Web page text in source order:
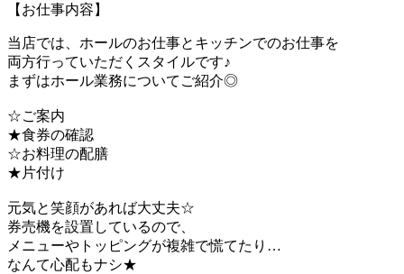
【お仕事内容】
当店では、ホールのお仕事とキッチンでのお仕事を
両方行っていただくスタイルです♪
まずはホール業務についてご紹介◎
☆ご案内
★食券の確認
☆お料理の配膳
★片付け
元気と笑顔があれば大丈夫☆
券売機を設置しているので、
メニューやトッピングが複雑で慌てたり…
なんて心配もナシ★